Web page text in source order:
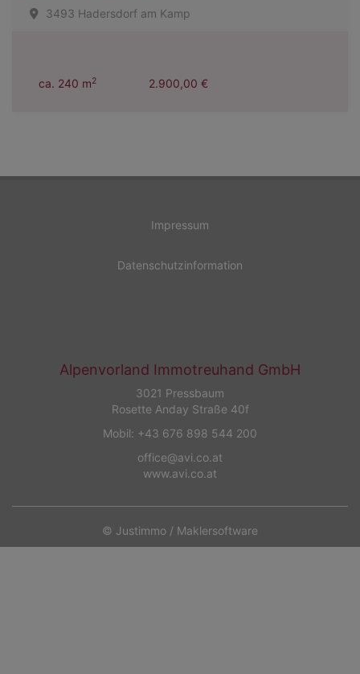
3493 Hadersdorf am Kamp
ca. 240 m2 2.900,00 €
Impressum
Datenschutzinformation
Alpenvorland Immotreuhand GmbH
3021 Pressbaum
Rosette Anday Straße 40f
Mobil: +43 676 898 544 200
office@avi.co.at
www.avi.co.at
© Justimmo / Maklersoftware